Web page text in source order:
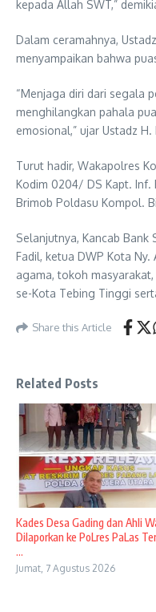
kepada Allah SWT,”
Dalam ceramahnya,
menyampaikan bahwa
“Menjaga diri dari segala
menghilangkan pahala
emosional,” ujar Ustadz
Turut hadir, Wakapolres
Kodim 0204/ DS Kapt. Inf.
Brimob Poldasu Kompol.
Selanjutnya, Kancab
Fadil, ketua DWP Kota
agama, tokoh
se-Kota Tebing Tinggi
Share this Article
Related Posts
Kades Desa Gading dan Ahli
Dilaporkan ke PoLres PaLas
...
Jumat, 7 Agustus 2026